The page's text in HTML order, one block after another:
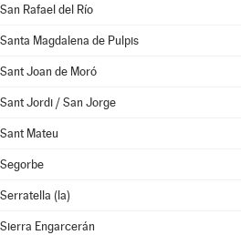
San Rafael del Río
Santa Magdalena de Pulpis
Sant Joan de Moró
Sant Jordi / San Jorge
Sant Mateu
Segorbe
Serratella (la)
Sierra Engarcerán